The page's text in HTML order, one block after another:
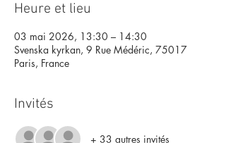
Heure et lieu
03 mai 2026, 13:30 – 14:30
Svenska kyrkan, 9 Rue Médéric, 75017
Paris, France
Invités
+ 33 autres invités